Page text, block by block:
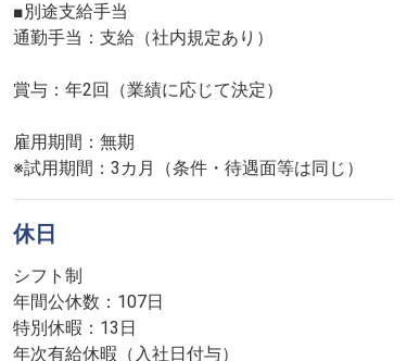
■別途支給手当
通勤手当：支給（社内規定あり）
賞与：年2回（業績に応じて決定）
雇用期間：無期
※試用期間：3カ月（条件・待遇面等は同じ）
休日
シフト制
年間公休数：107日
特別休暇：13日
年次有給休暇（入社日付与）